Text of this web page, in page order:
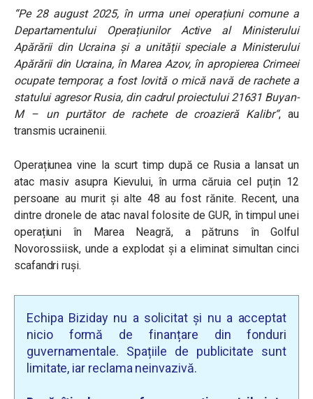
“Pe 28 august 2025, în urma unei operațiuni comune a
Departamentului Operațiunilor Active al Ministerului
Apărării din Ucraina și a unității speciale a Ministerului
Apărării din Ucraina, în Marea Azov, în apropierea Crimeei
ocupate temporar, a fost lovită o mică navă de rachete a
statului agresor Rusia, din cadrul proiectului 21631 Buyan-
M – un purtător de rachete de croazieră Kalibr“, au
transmis ucrainenii.
Operațiunea vine la scurt timp după ce Rusia a lansat un
atac masiv asupra Kievului, în urma căruia cel puțin 12
persoane au murit și alte 48 au fost rănite. Recent, una
dintre dronele de atac naval folosite de GUR, în timpul unei
operațiuni în Marea Neagră, a pătruns în Golful
Novorossiisk, unde a explodat și a eliminat simultan cinci
scafandri ruși.
Echipa Biziday nu a solicitat și nu a acceptat
nicio formă de finanțare din fonduri
guvernamentale. Spațiile de publicitate sunt
limitate, iar reclama neinvazivă.